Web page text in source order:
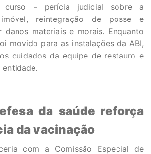
curso – perícia judicial sobre a
reintegração de posse e
danos materiais e morais. Enquanto
movido para as instalações da ABI,
cuidados da equipe de restauro e
entidade.
da saúde reforça
da vacinação
com a Comissão Especial de